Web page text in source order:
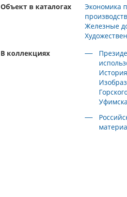
Объект в каталогах
Экономика
Железные
В коллекциях
История